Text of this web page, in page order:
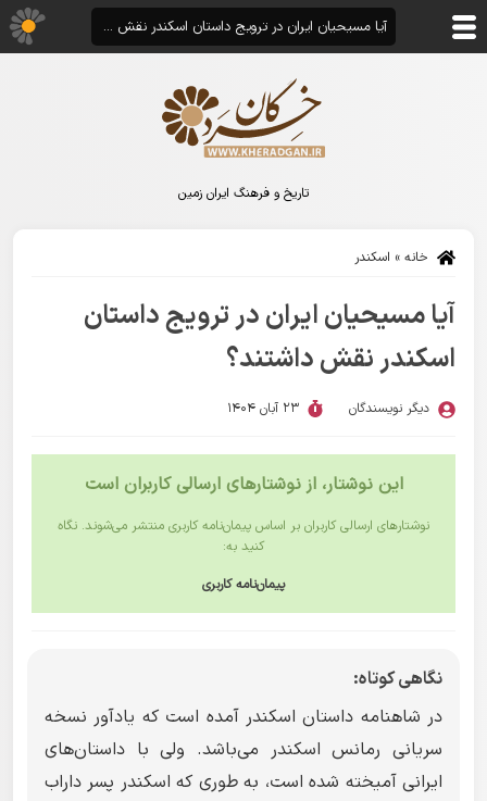
تاریخ و فرهنگ ایران زمین
خانه » اسکندر
آیا مسیحیان ایران در ترویج داستان
اسکندر نقش داشتند؟
دیگر نویسندگان 23 آبان 1404
این نوشتار، از نوشتارهای ارسالی کاربران است
نوشتارهای ارسالی کاربران بر اساس پیمان‌نامه کاربری منتشر می‌شوند. نگاه
کنید به:
پیمان‌نامه کاربری
نگاهی کوتاه:
در شاهنامه داستان اسکندر آمده است که یادآور نسخه
سریانی رمانس اسکندر می‌باشد. ولی با داستان‌های
ایرانی آمیخته شده است، به طوری که اسکندر پسر داراب
آیا مسیحیان ایران در ترویج داستان اسکندر نقش داشتند؟